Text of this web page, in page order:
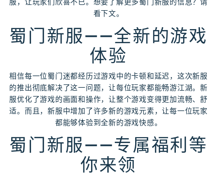
服，让玩家们欣喜不已。想要了解更多蜀门新服的信息？请
看下文。
蜀门新服——全新的游戏
体验
相信每一位蜀门迷都经历过游戏中的卡顿和延迟，这次新服
的推出彻底解决了这一问题，让每位玩家都能畅游江湖。新
服优化了游戏的画面和操作，让整个游戏变得更加流畅、舒
适。而且，新服中增加了许多新的游戏元素，让每一位玩家
都能够体验到全新的游戏快感。
蜀门新服——专属福利等
你来领